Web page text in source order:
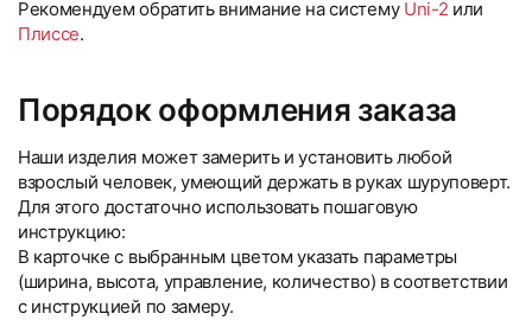
Рекомендуем обратить внимание на систему Uni-2 или
Плиссе.
Порядок оформления заказа
Наши изделия может замерить и установить любой
взрослый человек, умеющий держать в руках шуруповерт.
Для этого достаточно использовать пошаговую
инструкцию:
В карточке с выбранным цветом указать параметры
(ширина, высота, управление, количество) в соответствии
с инструкцией по замеру.